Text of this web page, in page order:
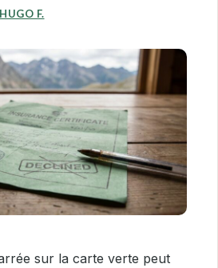
HUGO F.
sur la carte verte peut